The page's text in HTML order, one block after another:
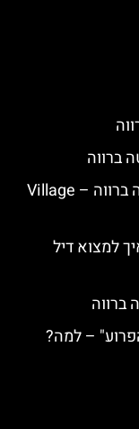
פאלס (Pals) כפר ימי הביניים בקוסטה ברווה – ‪‪Village
למצוא דיל
ברווה
– למה?